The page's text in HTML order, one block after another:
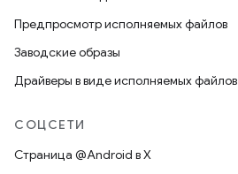
Предпросмотр исполняемых файлов
Заводские образы
Драйверы в виде исполняемых файлов
СОЦСЕТИ
Страница @Android в X